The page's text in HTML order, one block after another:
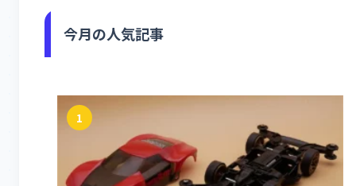
今月の人気記事
1